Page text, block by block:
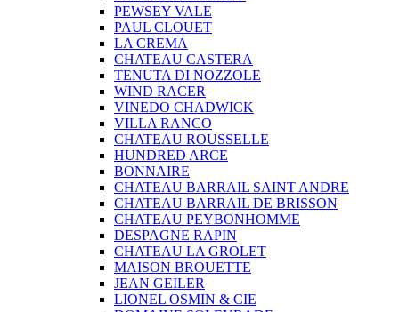
PEWSEY VALE
PAUL CLOUET
LA CREMA
CHATEAU CASTERA
TENUTA DI NOZZOLE
WIND RACER
VINEDO CHADWICK
VILLA RANCO
CHATEAU ROUSSELLE
HUNDRED ARCE
BONNAIRE
CHATEAU BARRAIL SAINT ANDRE
CHATEAU BARRAIL DE BRISSON
CHATEAU PEYBONHOMME
DESPAGNE RAPIN
CHATEAU LA GROLET
MAISON BROUETTE
JEAN GEILER
LIONEL OSMIN & CIE